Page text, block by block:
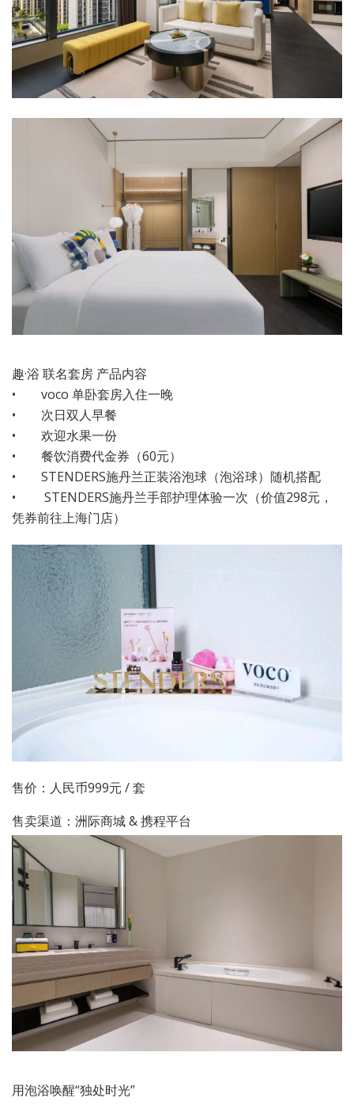
趣·浴 联名套房 产品内容
• voco 单卧套房入住一晚
• 次日双人早餐
• 欢迎水果一份
• 餐饮消费代金券（60元）
• STENDERS施丹兰正装浴泡球（泡浴球）随机搭配
• STENDERS施丹兰手部护理体验一次（价值298元，
凭券前往上海门店）
售价：人民币999元 / 套
售卖渠道：洲际商城 & 携程平台
用泡浴唤醒“独处时光”